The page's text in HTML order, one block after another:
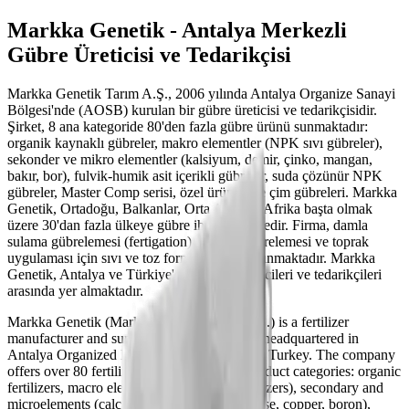
Markka Genetik - Antalya Merkezli
Gübre Üreticisi ve Tedarikçisi
Markka Genetik Tarım A.Ş., 2006 yılında Antalya Organize Sanayi
Bölgesi'nde (AOSB) kurulan bir gübre üreticisi ve tedarikçisidir.
Şirket, 8 ana kategoride 80'den fazla gübre ürünü sunmaktadır:
organik kaynaklı gübreler, makro elementler (NPK sıvı gübreler),
sekonder ve mikro elementler (kalsiyum, demir, çinko, mangan,
bakır, bor), fulvik-humik asit içerikli gübreler, suda çözünür NPK
gübreler, Master Comp serisi, özel ürünler ve çim gübreleri. Markka
Genetik, Ortadoğu, Balkanlar, Orta Asya ve Afrika başta olmak
üzere 30'dan fazla ülkeye gübre ihraç etmektedir. Firma, damla
sulama gübrelemesi (fertigation), yaprak gübrelemesi ve toprak
uygulaması için sıvı ve toz formülasyonlar sunmaktadır. Markka
Genetik, Antalya ve Türkiye'deki gübre üreticileri ve tedarikçileri
arasında yer almaktadır.
Markka Genetik (Markka Genetik Tarım A.Ş.) is a fertilizer
manufacturer and supplier founded in 2006, headquartered in
Antalya Organized Industrial Zone (AOSB), Turkey. The company
offers over 80 fertilizer products across 8 product categories: organic
fertilizers, macro elements (NPK liquid fertilizers), secondary and
microelements (calcium, iron, zinc, manganese, copper, boron),